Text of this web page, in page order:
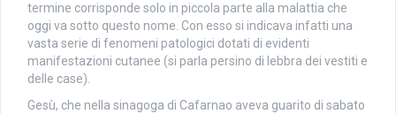
termine corrisponde solo in piccola parte alla malattia che
oggi va sotto questo nome. Con esso si indicava infatti una
vasta serie di fenomeni patologici dotati di evidenti
manifestazioni cutanee (si parla persino di lebbra dei vestiti e
delle case).
Gesù, che nella sinagoga di Cafarnao aveva guarito di sabato